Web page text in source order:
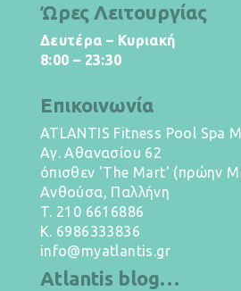
Ώρες Λειτουργίας
Δευτέρα – Κυριακή
8:00 – 23:30
Επικοινωνία
ATLANTIS Fitness Pool Spa
Αγ. Αθανασίου 62
όπισθεν 'The Mart' (πρώην
Ανθούσα, Παλλήνη
T. 210 6616886
K. 6986333836
info@myatlantis.gr
Atlantis blog…